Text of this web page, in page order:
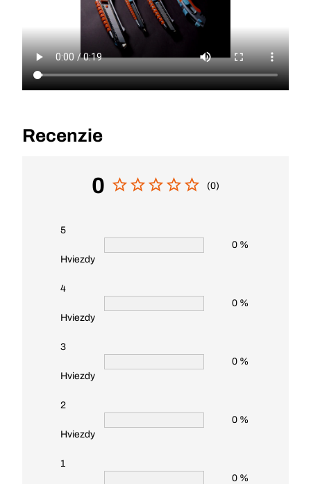
Recenzie
0 (0)
5
Hviezdy
0 %
4
Hviezdy
0 %
3
Hviezdy
0 %
2
Hviezdy
0 %
1
0 %